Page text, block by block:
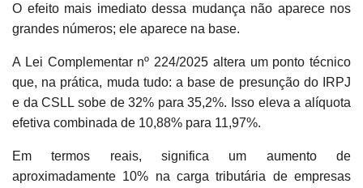
O efeito mais imediato dessa mudança não aparece nos
grandes números; ele aparece na base.
A Lei Complementar nº 224/2025 altera um ponto técnico
que, na prática, muda tudo: a base de presunção do IRPJ
e da CSLL sobe de 32% para 35,2%. Isso eleva a alíquota
efetiva combinada de 10,88% para 11,97%.
Em termos reais, significa um aumento de
aproximadamente 10% na carga tributária de empresas